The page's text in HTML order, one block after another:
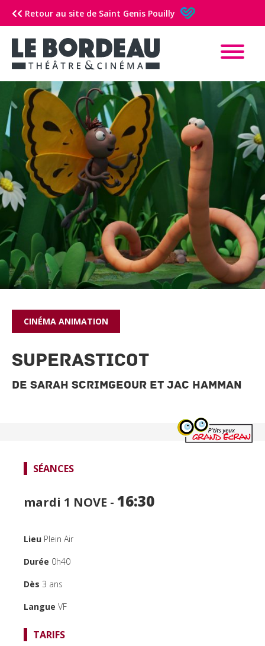
Retour au site de Saint Genis Pouilly
TEMPS FORTS
CINÉMA ANIMATION
SUPERASTICOT
de Sarah Scrimgeour et Jac Hamman
SÉANCES
mardi 1 NOVE - 16:30
Lieu Plein Air
Durée 0h40
Dès 3 ans
Langue VF
TARIFS